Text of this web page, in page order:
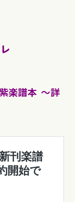
楽譜本 〜詳